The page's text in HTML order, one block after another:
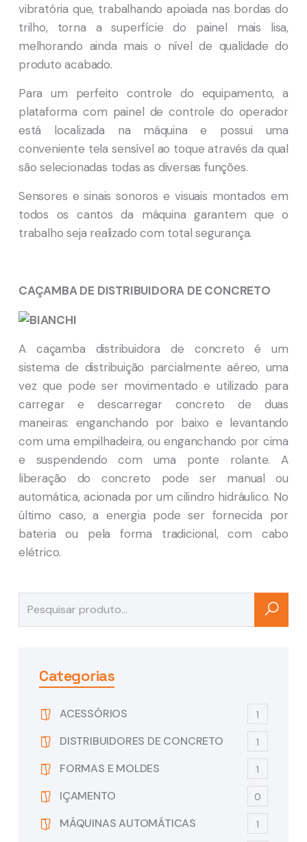
vibratória que, trabalhando apoiada nas bordas do
trilho, torna a superfície do painel mais lisa,
melhorando ainda mais o nível de qualidade do
produto acabado.
Para um perfeito controle do equipamento, a
plataforma com painel de controle do operador
está localizada na máquina e possui uma
conveniente tela sensível ao toque através da qual
são selecionadas todas as diversas funções.
Sensores e sinais sonoros e visuais montados em
todos os cantos da máquina garantem que o
trabalho seja realizado com total segurança.
CAÇAMBA DE DISTRIBUIDORA DE CONCRETO
A caçamba distribuidora de concreto é um
sistema de distribuição parcialmente aéreo, uma
vez que pode ser movimentado e utilizado para
carregar e descarregar concreto de duas
maneiras: enganchando por baixo e levantando
com uma empilhadeira, ou enganchando por cima
e suspendendo com uma ponte rolante. A
liberação do concreto pode ser manual ou
automática, acionada por um cilindro hidráulico. No
último caso, a energia pode ser fornecida por
bateria ou pela forma tradicional, com cabo
elétrico.
Categorias
ACESSÓRIOS 1
DISTRIBUIDORES DE CONCRETO 1
FORMAS E MOLDES 1
IÇAMENTO 0
MÁQUINAS AUTOMÁTICAS 1